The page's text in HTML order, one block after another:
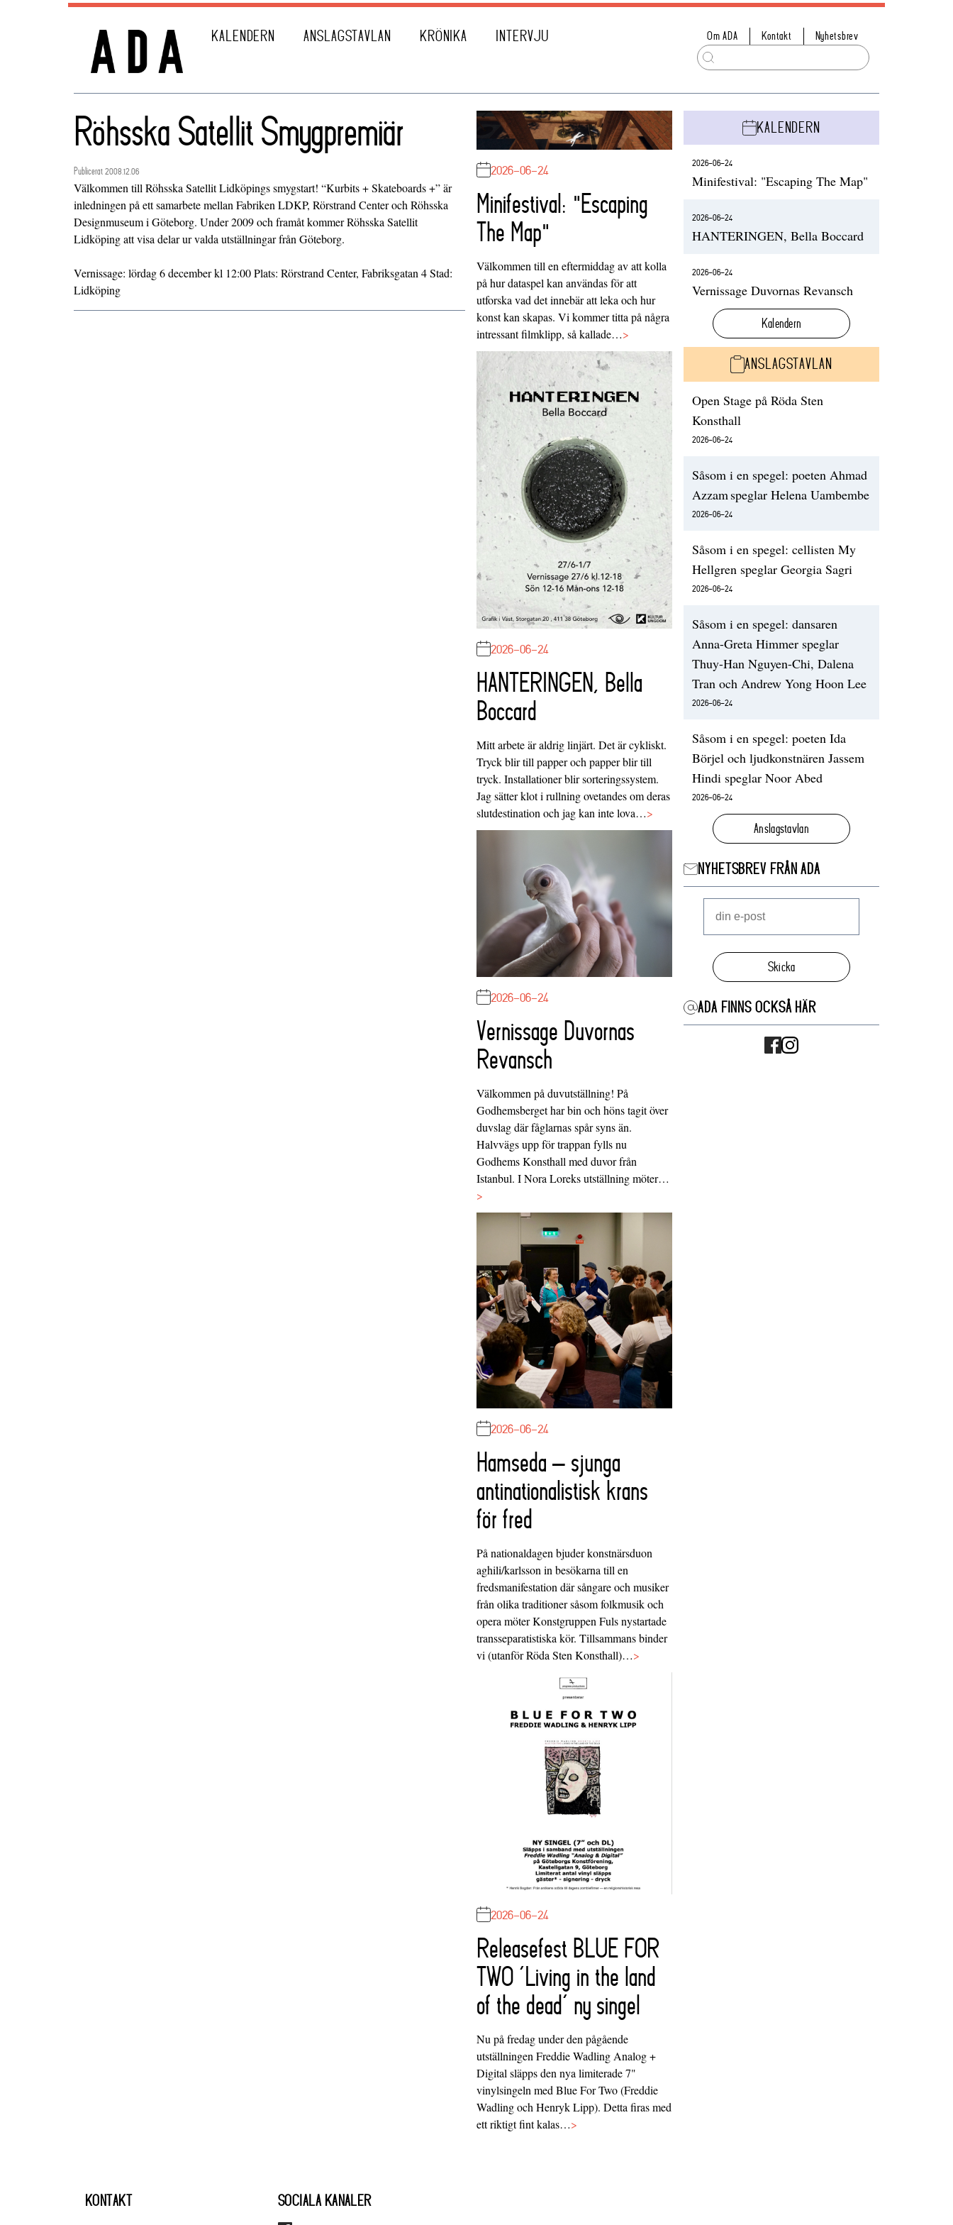
KALENDERN ANSLAGSTAVLAN KRÖNIKA INTERVJU Om ADA Kontakt Nyhetsbrev
Röhsska Satellit Smygpremiär
Publicerat 2008.12.06
Välkommen till Röhsska Satellit Lidköpings smygstart! “Kurbits + Skateboards +” är
inledningen på ett samarbete mellan Fabriken LDKP, Rörstrand Center och Röhsska
Designmuseum i Göteborg. Under 2009 och framåt kommer Röhsska Satellit
Lidköping att visa delar ur valda utställningar från Göteborg.
Vernissage: lördag 6 december kl 12:00 Plats: Rörstrand Center, Fabriksgatan 4 Stad:
Lidköping
2026-06-24
Minifestival: "Escaping
The Map"
Välkommen till en eftermiddag av att kolla
på hur dataspel kan användas för att
utforska vad det innebär att leka och hur
konst kan skapas. Vi kommer titta på några
intressant filmklipp, så kallade…>
2026-06-24
HANTERINGEN, Bella
Boccard
Mitt arbete är aldrig linjärt. Det är cykliskt.
Tryck blir till papper och papper blir till
tryck. Installationer blir sorteringssystem.
Jag sätter klot i rullning ovetandes om deras
slutdestination och jag kan inte lova…>
2026-06-24
Vernissage Duvornas
Revansch
Välkommen på duvutställning! På
Godhemsberget har bin och höns tagit över
duvslag där fåglarnas spår syns än.
Halvvägs upp för trappan fylls nu
Godhems Konsthall med duvor från
Istanbul. I Nora Loreks utställning möter…
>
2026-06-24
Hamseda – sjunga
antinationalistisk krans
för fred
På nationaldagen bjuder konstnärsduon
aghili/karlsson in besökarna till en
fredsmanifestation där sångare och musiker
från olika traditioner såsom folkmusik och
opera möter Konstgruppen Fuls nystartade
transseparatistiska kör. Tillsammans binder
vi (utanför Röda Sten Konsthall)…>
2026-06-24
Releasefest BLUE FOR
TWO ‘Living in the land
of the dead’ ny singel
Nu på fredag under den pågående
utställningen Freddie Wadling Analog +
Digital släpps den nya limiterade 7"
vinylsingeln med Blue For Two (Freddie
Wadling och Henryk Lipp). Detta firas med
ett riktigt fint kalas…>
KALENDERN
2026-06-24
Minifestival: "Escaping The Map"
2026-06-24
HANTERINGEN, Bella Boccard
2026-06-24
Vernissage Duvornas Revansch
Kalendern
ANSLAGSTAVLAN
Open Stage på Röda Sten
Konsthall
2026-06-24
Såsom i en spegel: poeten Ahmad
Azzam speglar Helena Uambembe
2026-06-24
Såsom i en spegel: cellisten My
Hellgren speglar Georgia Sagri
2026-06-24
Såsom i en spegel: dansaren
Anna-Greta Himmer speglar
Thuy-Han Nguyen-Chi, Dalena
Tran och Andrew Yong Hoon Lee
2026-06-24
Såsom i en spegel: poeten Ida
Börjel och ljudkonstnären Jassem
Hindi speglar Noor Abed
2026-06-24
Anslagstavlan
NYHETSBREV FRÅN ADA
Skicka
ADA FINNS OCKSÅ HÄR
KONTAKT SOCIALA KANALER